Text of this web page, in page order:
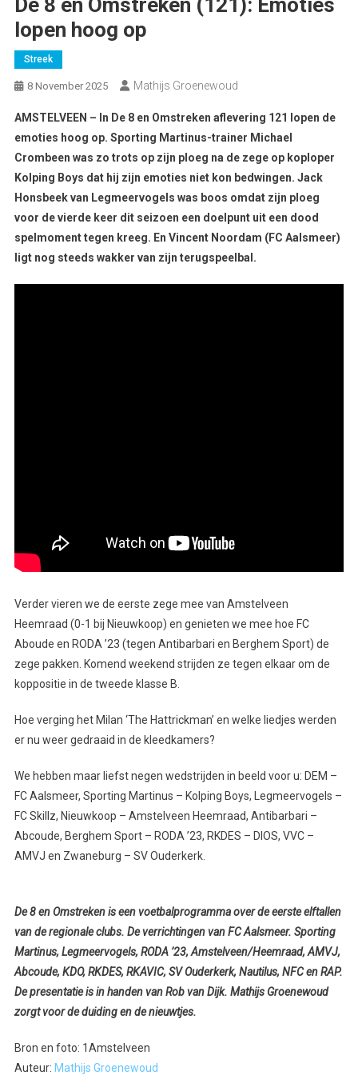
lopen hoog op
Streek
8 November 2025 Mathijs Groenewoud
AMSTELVEEN – In De 8 en Omstreken aflevering 121 lopen de
emoties hoog op. Sporting Martinus-trainer Michael
Crombeen was zo trots op zijn ploeg na de zege op koploper
Kolping Boys dat hij zijn emoties niet kon bedwingen. Jack
Honsbeek van Legmeervogels was boos omdat zijn ploeg
voor de vierde keer dit seizoen een doelpunt uit een dood
spelmoment tegen kreeg. En Vincent Noordam (FC Aalsmeer)
ligt nog steeds wakker van zijn terugspeelbal.
Verder vieren we de eerste zege mee van Amstelveen
Heemraad (0-1 bij Nieuwkoop) en genieten we mee hoe FC
Aboude en RODA ’23 (tegen Antibarbari en Berghem Sport) de
zege pakken. Komend weekend strijden ze tegen elkaar om de
koppositie in de tweede klasse B.
Hoe verging het Milan ‘The Hattrickman’ en welke liedjes werden
er nu weer gedraaid in de kleedkamers?
We hebben maar liefst negen wedstrijden in beeld voor u: DEM –
FC Aalsmeer, Sporting Martinus – Kolping Boys, Legmeervogels –
FC Skillz, Nieuwkoop – Amstelveen Heemraad, Antibarbari –
Abcoude, Berghem Sport – RODA ’23, RKDES – DIOS, VVC –
AMVJ en Zwaneburg – SV Ouderkerk.
De 8 en Omstreken is een voetbalprogramma over de eerste elftallen
van de regionale clubs. De verrichtingen van FC Aalsmeer. Sporting
Martinus, Legmeervogels, RODA ’23, Amstelveen/Heemraad, AMVJ,
Abcoude, KDO, RKDES, RKAVIC, SV Ouderkerk, Nautilus, NFC en RAP.
De presentatie is in handen van Rob van Dijk. Mathijs Groenewoud
zorgt voor de duiding en de nieuwtjes.
Bron en foto: 1Amstelveen
Auteur: Mathijs Groenewoud